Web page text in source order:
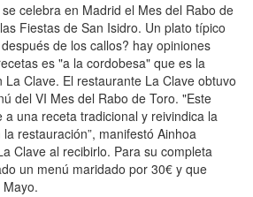
celebra en Madrid el Mes del Rabo de
Fiestas de San Isidro. Un plato típico
de los callos? hay opiniones
es "a la cordobesa" que es la
Clave. El restaurante La Clave obtuvo
del VI Mes del Rabo de Toro. "Este
una receta tradicional y reivindica la
restauración”, manifestó Ainhoa
Clave al recibirlo. Para su completa
un menú maridado por 30€ y que